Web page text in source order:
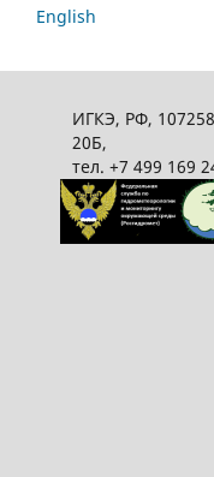
English
ИГКЭ, РФ,
20Б,
тел. +7 499 169